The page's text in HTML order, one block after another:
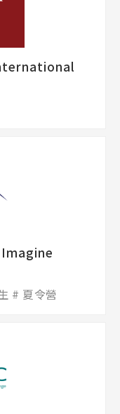
Imagine
夏令營